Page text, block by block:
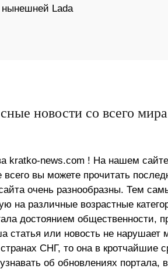
нынешней Lada
новости со всего мира
kratko-news.com ! На нашем
вы можете прочитать
очень разнообразны. Тем
на различные возрастные
достоянием общественности,
статья или новость не нарушает
СНГ, то она в кротчайшие
об обновлениях портала,